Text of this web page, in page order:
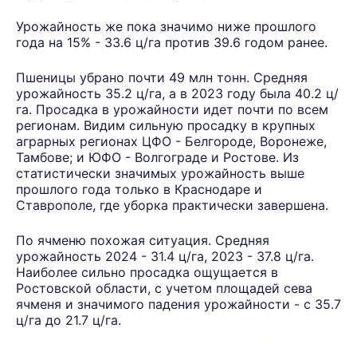
Урожайность же пока значимо ниже прошлого
года на 15% - 33.6 ц/га против 39.6 годом ранее.
Пшеницы убрано почти 49 млн тонн. Средняя
урожайность 35.2 ц/га, а в 2023 году была 40.2 ц/
га. Просадка в урожайности идет почти по всем
регионам. Видим сильную просадку в крупных
аграрных регионах ЦФО - Белгороде, Воронеже,
Тамбове; и ЮФО - Волгограде и Ростове. Из
статистически значимых урожайность выше
прошлого года только в Краснодаре и
Ставрополе, где уборка практически завершена.
По ячменю похожая ситуация. Средняя
урожайность 2024 - 31.4 ц/га, 2023 - 37.8 ц/га.
Наиболее сильно просадка ощущается в
Ростовской области, с учетом площадей сева
ячменя и значимого падения урожайности - с 35.7
ц/га до 21.7 ц/га.